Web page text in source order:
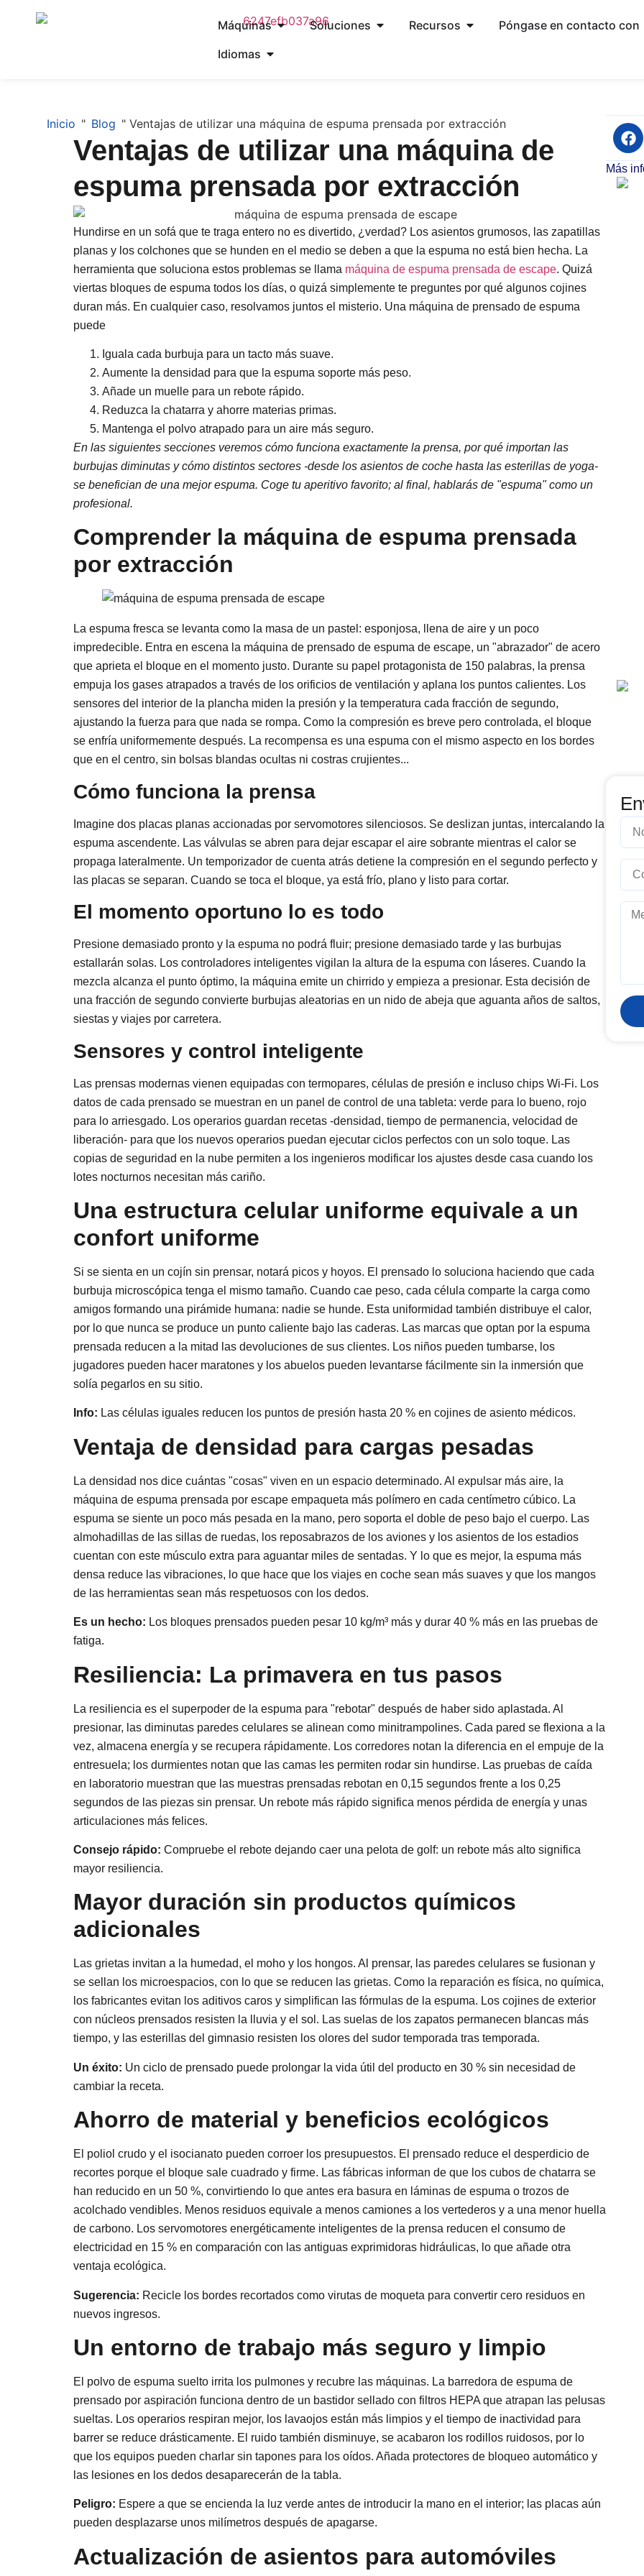
Máquinas Soluciones Recursos
Póngase en contacto con
Idiomas
Inicio " Blog " Ventajas de utilizar una máquina de espuma prensada por extracción
Ventajas de utilizar una máquina de
espuma prensada por extracción
Hundirse en un sofá que te traga entero no es divertido, ¿verdad? Los asientos grumosos, las zapatillas
planas y los colchones que se hunden en el medio se deben a que la espuma no está bien hecha. La
herramienta que soluciona estos problemas se llama máquina de espuma prensada de escape. Quizá
viertas bloques de espuma todos los días, o quizá simplemente te preguntes por qué algunos cojines
duran más. En cualquier caso, resolvamos juntos el misterio. Una máquina de prensado de espuma
puede
Iguala cada burbuja para un tacto más suave.
Aumente la densidad para que la espuma soporte más peso.
Añade un muelle para un rebote rápido.
Reduzca la chatarra y ahorre materias primas.
Mantenga el polvo atrapado para un aire más seguro.
En las siguientes secciones veremos cómo funciona exactamente la prensa, por qué importan las
burbujas diminutas y cómo distintos sectores -desde los asientos de coche hasta las esterillas de yoga-
se benefician de una mejor espuma. Coge tu aperitivo favorito; al final, hablarás de "espuma" como un
profesional.
Comprender la máquina de espuma prensada
por extracción
La espuma fresca se levanta como la masa de un pastel: esponjosa, llena de aire y un poco
impredecible. Entra en escena la máquina de prensado de espuma de escape, un "abrazador" de acero
que aprieta el bloque en el momento justo. Durante su papel protagonista de 150 palabras, la prensa
empuja los gases atrapados a través de los orificios de ventilación y aplana los puntos calientes. Los
sensores del interior de la plancha miden la presión y la temperatura cada fracción de segundo,
ajustando la fuerza para que nada se rompa. Como la compresión es breve pero controlada, el bloque
se enfría uniformemente después. La recompensa es una espuma con el mismo aspecto en los bordes
que en el centro, sin bolsas blandas ocultas ni costras crujientes...
Cómo funciona la prensa
Imagine dos placas planas accionadas por servomotores silenciosos. Se deslizan juntas, intercalando la
espuma ascendente. Las válvulas se abren para dejar escapar el aire sobrante mientras el calor se
propaga lateralmente. Un temporizador de cuenta atrás detiene la compresión en el segundo perfecto y
las placas se separan. Cuando se toca el bloque, ya está frío, plano y listo para cortar.
El momento oportuno lo es todo
Presione demasiado pronto y la espuma no podrá fluir; presione demasiado tarde y las burbujas
estallarán solas. Los controladores inteligentes vigilan la altura de la espuma con láseres. Cuando la
mezcla alcanza el punto óptimo, la máquina emite un chirrido y empieza a presionar. Esta decisión de
una fracción de segundo convierte burbujas aleatorias en un nido de abeja que aguanta años de saltos,
siestas y viajes por carretera.
Sensores y control inteligente
Las prensas modernas vienen equipadas con termopares, células de presión e incluso chips Wi-Fi. Los
datos de cada prensado se muestran en un panel de control de una tableta: verde para lo bueno, rojo
para lo arriesgado. Los operarios guardan recetas -densidad, tiempo de permanencia, velocidad de
liberación- para que los nuevos operarios puedan ejecutar ciclos perfectos con un solo toque. Las
copias de seguridad en la nube permiten a los ingenieros modificar los ajustes desde casa cuando los
lotes nocturnos necesitan más cariño.
Una estructura celular uniforme equivale a un
confort uniforme
Si se sienta en un cojín sin prensar, notará picos y hoyos. El prensado lo soluciona haciendo que cada
burbuja microscópica tenga el mismo tamaño. Cuando cae peso, cada célula comparte la carga como
amigos formando una pirámide humana: nadie se hunde. Esta uniformidad también distribuye el calor,
por lo que nunca se produce un punto caliente bajo las caderas. Las marcas que optan por la espuma
prensada reducen a la mitad las devoluciones de sus clientes. Los niños pueden tumbarse, los
jugadores pueden hacer maratones y los abuelos pueden levantarse fácilmente sin la inmersión que
solía pegarlos en su sitio.
Info: Las células iguales reducen los puntos de presión hasta 20 % en cojines de asiento médicos.
Ventaja de densidad para cargas pesadas
La densidad nos dice cuántas "cosas" viven en un espacio determinado. Al expulsar más aire, la
máquina de espuma prensada por escape empaqueta más polímero en cada centímetro cúbico. La
espuma se siente un poco más pesada en la mano, pero soporta el doble de peso bajo el cuerpo. Las
almohadillas de las sillas de ruedas, los reposabrazos de los aviones y los asientos de los estadios
cuentan con este músculo extra para aguantar miles de sentadas. Y lo que es mejor, la espuma más
densa reduce las vibraciones, lo que hace que los viajes en coche sean más suaves y que los mangos
de las herramientas sean más respetuosos con los dedos.
Es un hecho: Los bloques prensados pueden pesar 10 kg/m³ más y durar 40 % más en las pruebas de
fatiga.
Resiliencia: La primavera en tus pasos
La resiliencia es el superpoder de la espuma para "rebotar" después de haber sido aplastada. Al
presionar, las diminutas paredes celulares se alinean como minitrampolines. Cada pared se flexiona a la
vez, almacena energía y se recupera rápidamente. Los corredores notan la diferencia en el empuje de la
entresuela; los durmientes notan que las camas les permiten rodar sin hundirse. Las pruebas de caída
en laboratorio muestran que las muestras prensadas rebotan en 0,15 segundos frente a los 0,25
segundos de las piezas sin prensar. Un rebote más rápido significa menos pérdida de energía y unas
articulaciones más felices.
Consejo rápido: Compruebe el rebote dejando caer una pelota de golf: un rebote más alto significa
mayor resiliencia.
Mayor duración sin productos químicos
adicionales
Las grietas invitan a la humedad, el moho y los hongos. Al prensar, las paredes celulares se fusionan y
se sellan los microespacios, con lo que se reducen las grietas. Como la reparación es física, no química,
los fabricantes evitan los aditivos caros y simplifican las fórmulas de la espuma. Los cojines de exterior
con núcleos prensados resisten la lluvia y el sol. Las suelas de los zapatos permanecen blancas más
tiempo, y las esterillas del gimnasio resisten los olores del sudor temporada tras temporada.
Un éxito: Un ciclo de prensado puede prolongar la vida útil del producto en 30 % sin necesidad de
cambiar la receta.
Ahorro de material y beneficios ecológicos
El poliol crudo y el isocianato pueden corroer los presupuestos. El prensado reduce el desperdicio de
recortes porque el bloque sale cuadrado y firme. Las fábricas informan de que los cubos de chatarra se
han reducido en un 50 %, convirtiendo lo que antes era basura en láminas de espuma o trozos de
acolchado vendibles. Menos residuos equivale a menos camiones a los vertederos y a una menor huella
de carbono. Los servomotores energéticamente inteligentes de la prensa reducen el consumo de
electricidad en 15 % en comparación con las antiguas exprimidoras hidráulicas, lo que añade otra
ventaja ecológica.
Sugerencia: Recicle los bordes recortados como virutas de moqueta para convertir cero residuos en
nuevos ingresos.
Un entorno de trabajo más seguro y limpio
El polvo de espuma suelto irrita los pulmones y recubre las máquinas. La barredora de espuma de
prensado por aspiración funciona dentro de un bastidor sellado con filtros HEPA que atrapan las pelusas
sueltas. Los operarios respiran mejor, los lavaojos están más limpios y el tiempo de inactividad para
barrer se reduce drásticamente. El ruido también disminuye, se acabaron los rodillos ruidosos, por lo
que los equipos pueden charlar sin tapones para los oídos. Añada protectores de bloqueo automático y
las lesiones en los dedos desaparecerán de la tabla.
Peligro: Espere a que se encienda la luz verde antes de introducir la mano en el interior; las placas aún
pueden desplazarse unos milímetros después de apagarse.
Actualización de asientos para automóviles
Más